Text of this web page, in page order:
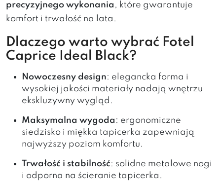
precyzyjnego wykonania , które gwarantuje
komfort i trwałość na lata.
Dlaczego warto wybrać Fotel
Caprice Ideal Black?
Nowoczesny design: elegancka forma i
wysokiej jakości materiały nadają wnętrzu
ekskluzywny wygląd.
Maksymalna wygoda : ergonomiczne
siedzisko i miękka tapicerka zapewniają
najwyższy poziom komfortu.
Trwałość i stabilność: solidne metalowe nogi
i odporna na ścieranie tapicerka.